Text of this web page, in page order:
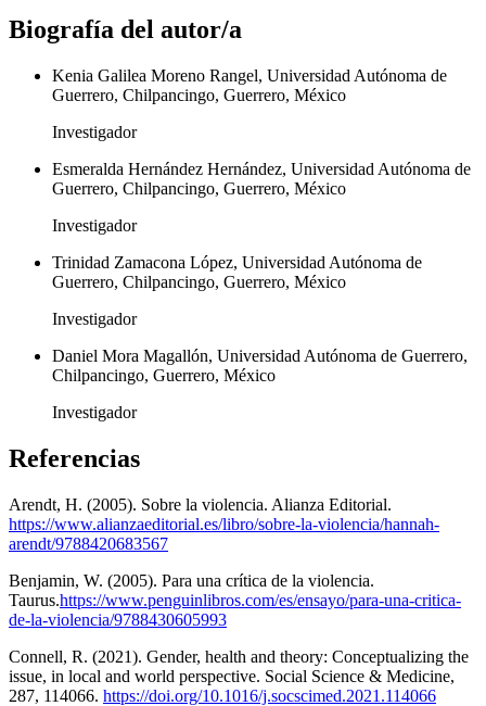
Biografía del autor/a
Kenia Galilea Moreno Rangel, Universidad Autónoma de
Guerrero, Chilpancingo, Guerrero, México
Investigador
Esmeralda Hernández Hernández, Universidad Autónoma de
Guerrero, Chilpancingo, Guerrero, México
Investigador
Trinidad Zamacona López, Universidad Autónoma de
Guerrero, Chilpancingo, Guerrero, México
Investigador
Daniel Mora Magallón, Universidad Autónoma de Guerrero,
Chilpancingo, Guerrero, México
Investigador
Referencias
Arendt, H. (2005). Sobre la violencia. Alianza Editorial.
https://www.alianzaeditorial.es/libro/sobre-la-violencia/hannah-
arendt/9788420683567
Benjamin, W. (2005). Para una crítica de la violencia.
Taurus.https://www.penguinlibros.com/es/ensayo/para-una-critica-
de-la-violencia/9788430605993
Connell, R. (2021). Gender, health and theory: Conceptualizing the
issue, in local and world perspective. Social Science & Medicine,
287, 114066. https://doi.org/10.1016/j.socscimed.2021.114066